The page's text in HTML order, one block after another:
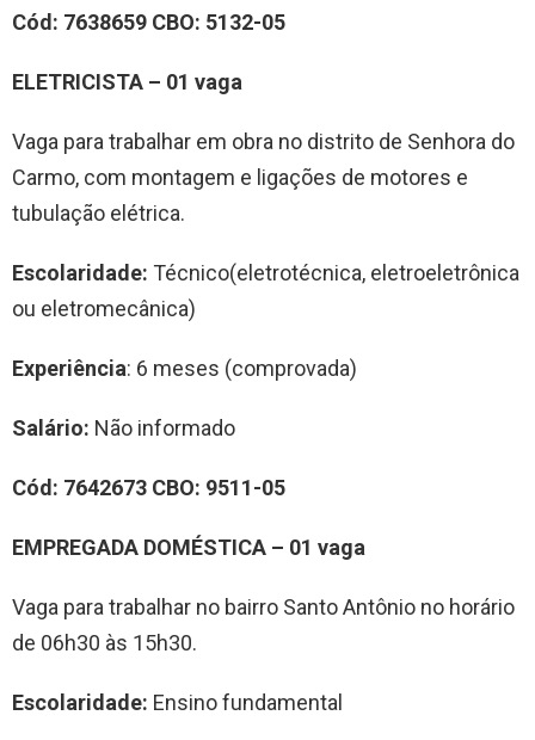
Cód: 7638659 CBO: 5132-05
ELETRICISTA – 01 vaga
Vaga para trabalhar em obra no distrito de Senhora do
Carmo, com montagem e ligações de motores e
tubulação elétrica.
Escolaridade: Técnico(eletrotécnica, eletroeletrônica
ou eletromecânica)
Experiência: 6 meses (comprovada)
Salário: Não informado
Cód: 7642673 CBO: 9511-05
EMPREGADA DOMÉSTICA – 01 vaga
Vaga para trabalhar no bairro Santo Antônio no horário
de 06h30 às 15h30.
Escolaridade: Ensino fundamental